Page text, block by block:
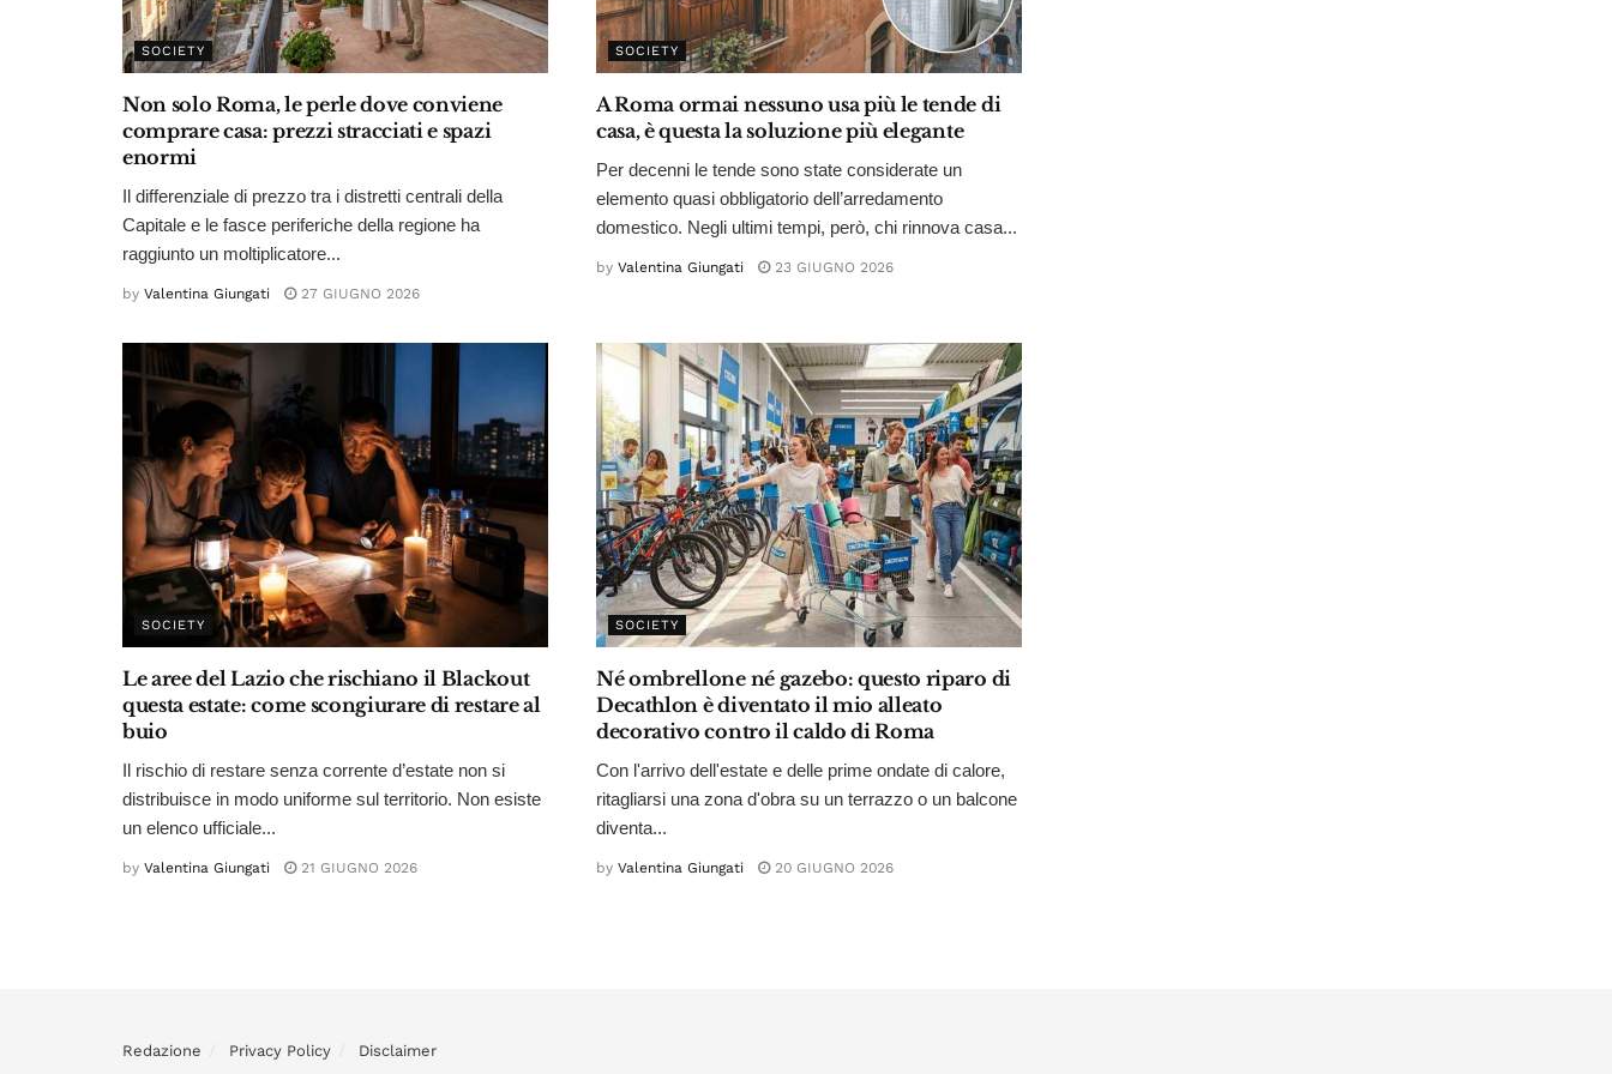
SOCIETY
Non solo Roma, le perle dove conviene
comprare casa: prezzi stracciati e spazi
enormi
Il differenziale di prezzo tra i distretti centrali della
Capitale e le fasce periferiche della regione ha
raggiunto un moltiplicatore...
by Valentina Giungati 27 GIUGNO 2026
SOCIETY
A Roma ormai nessuno usa più le tende di
casa, è questa la soluzione più elegante
Per decenni le tende sono state considerate un
elemento quasi obbligatorio dell’arredamento
domestico. Negli ultimi tempi, però, chi rinnova casa...
by Valentina Giungati 23 GIUGNO 2026
SOCIETY
Le aree del Lazio che rischiano il Blackout
questa estate: come scongiurare di restare al
buio
Il rischio di restare senza corrente d’estate non si
distribuisce in modo uniforme sul territorio. Non esiste
un elenco ufficiale...
by Valentina Giungati 21 GIUGNO 2026
SOCIETY
Né ombrellone né gazebo: questo riparo di
Decathlon è diventato il mio alleato
decorativo contro il caldo di Roma
Con l'arrivo dell'estate e delle prime ondate di calore,
ritagliarsi una zona d'obra su un terrazzo o un balcone
diventa...
by Valentina Giungati 20 GIUGNO 2026
Redazione Privacy Policy Disclaimer